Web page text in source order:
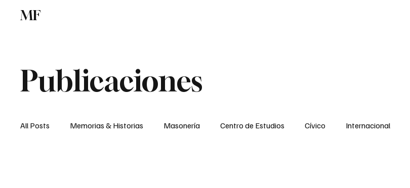
MF
Publicaciones
All Posts Memorias & Historias Masonería Centro de Estudios Cívico Internacional